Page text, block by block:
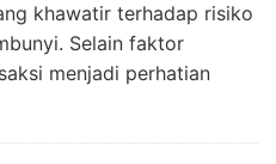
khawatir terhadap risiko
Selain faktor
menjadi perhatian